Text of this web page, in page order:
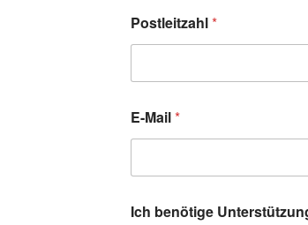
Postleitzahl*
E-Mail*
Ich benötige